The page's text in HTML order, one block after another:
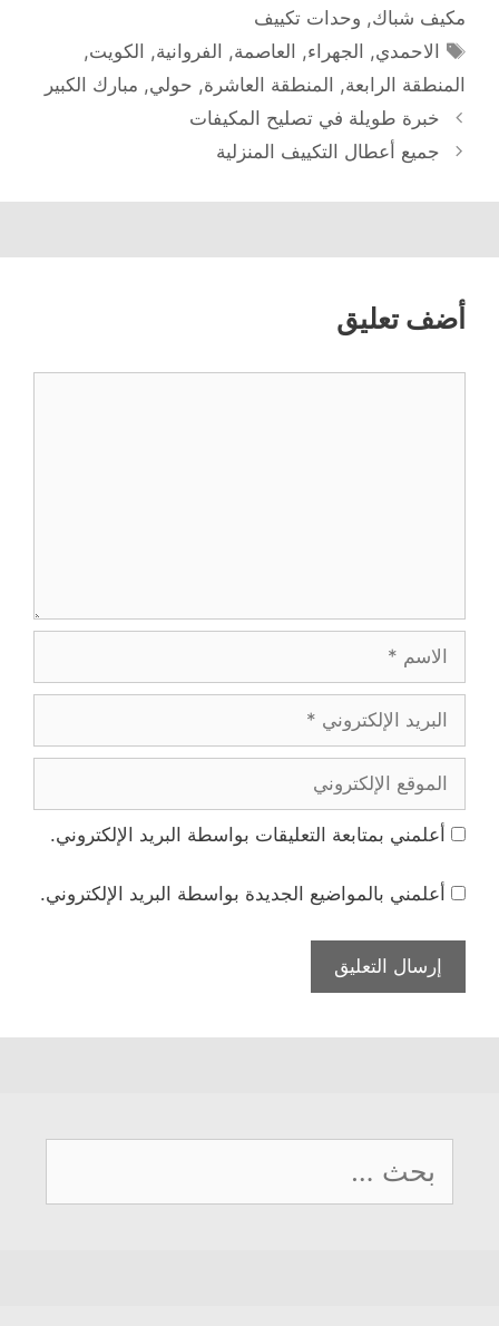
مكيف شباك, وحدات تكييف
الوسوم
الاحمدي, الجهراء, العاصمة, الفروانية, الكويت,
المنطقة الرابعة, المنطقة العاشرة, حولي, مبارك الكبير
خبرة طويلة في تصليح المكيفات
جميع أعطال التكييف المنزلية
أضف تعليق
الإلكتروني
الإلكتروني
أعلمني بمتابعة التعليقات بواسطة البريد الإلكتروني.
أعلمني بالمواضيع الجديدة بواسطة البريد الإلكتروني.
عن: